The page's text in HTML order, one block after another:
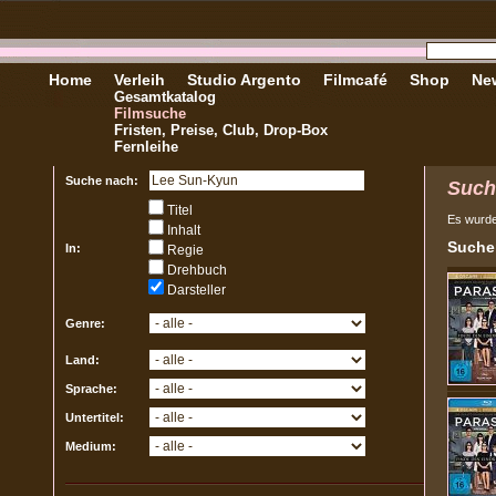
Home Verleih
Gesamtkatalog
Filmsuche
Fristen, Preise, Club, Drop-Box
Fernleihe
Studio Argento Filmcafé Shop
Suche nach:
In:
Titel
Inhalt
Regie
Drehbuch
Darsteller
Genre:
Land:
Sprache:
Untertitel:
Medium:
Es